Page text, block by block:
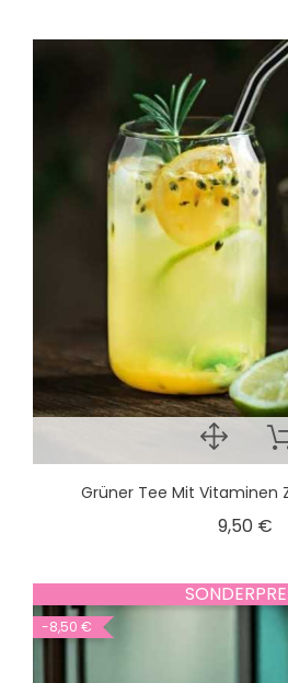
Grüner Tee Mit Vitaminen
9,50 €
-8,50 €